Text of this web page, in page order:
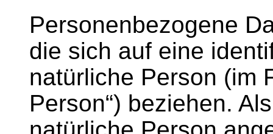
Personenbezogene
die sich auf eine
natürliche Person (im
Person“) beziehen.